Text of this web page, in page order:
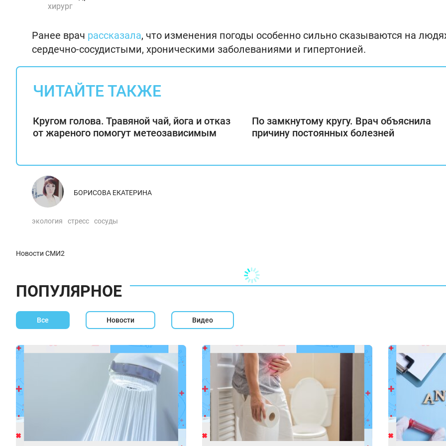
хирург
Ранее врач рассказала, что изменения погоды особенно сильно сказываются на
сердечно-сосудистыми, хроническими заболеваниями и гипертонией.
ЧИТАЙТЕ ТАКЖЕ
Кругом голова. Травяной чай, йога и отказ
от жареного помогут метеозависимым
По замкнутому кругу. Врач объяснила
причину постоянных болезней
БОРИСОВА ЕКАТЕРИНА
экология стресс сосуды
Новости СМИ2
ПОПУЛЯРНОЕ
Все Новости Видео